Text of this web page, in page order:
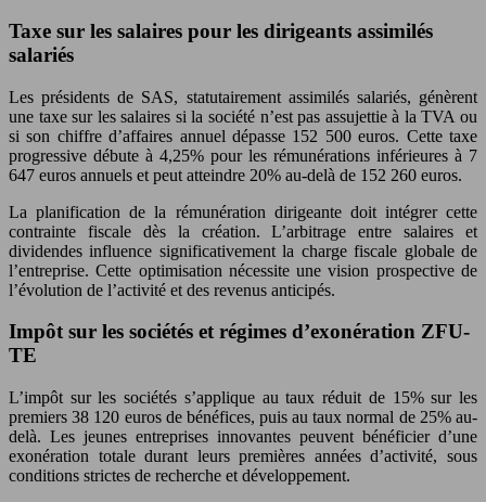
Taxe sur les salaires pour les dirigeants assimilés
salariés
Les présidents de SAS, statutairement assimilés salariés, génèrent
une taxe sur les salaires si la société n’est pas assujettie à la TVA ou
si son chiffre d’affaires annuel dépasse 152 500 euros. Cette taxe
progressive débute à 4,25% pour les rémunérations inférieures à 7
647 euros annuels et peut atteindre 20% au-delà de 152 260 euros.
La planification de la rémunération dirigeante doit intégrer cette
contrainte fiscale dès la création. L’arbitrage entre salaires et
dividendes influence significativement la charge fiscale globale de
l’entreprise. Cette optimisation nécessite une vision prospective de
l’évolution de l’activité et des revenus anticipés.
Impôt sur les sociétés et régimes d’exonération ZFU-
TE
L’impôt sur les sociétés s’applique au taux réduit de 15% sur les
premiers 38 120 euros de bénéfices, puis au taux normal de 25% au-
delà. Les jeunes entreprises innovantes peuvent bénéficier d’une
exonération totale durant leurs premières années d’activité, sous
conditions strictes de recherche et développement.